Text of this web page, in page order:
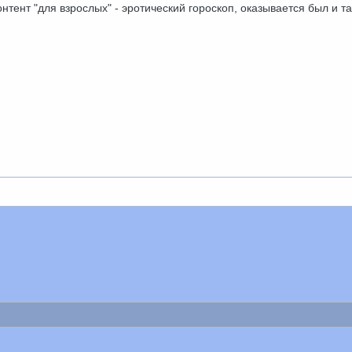
"для взрослых" - эротический гороскоп, оказывается был и